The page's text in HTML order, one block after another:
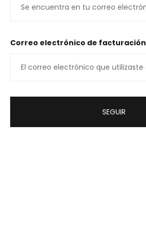
Correo electrónico de facturación
SEGUIR